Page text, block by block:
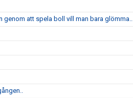
genom att spela boll vill man bara glömma..